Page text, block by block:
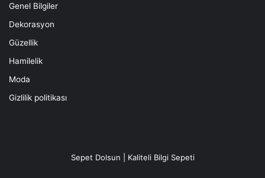
Genel Bilgiler
Dekorasyon
Güzellik
Hamilelik
Moda
Gizlilik politikası
Sepet Dolsun | Kaliteli Bilgi Sepeti